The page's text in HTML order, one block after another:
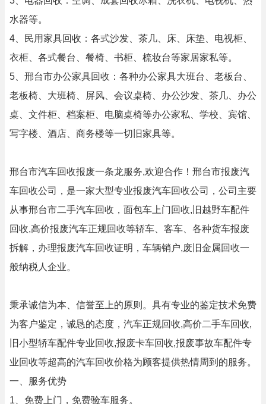
水器等。
4、民用家具回收：各式沙发、茶几、床、床垫、电视柜、
衣柜、各式餐台、餐椅、书柜、梳妆台等家居家私等。
5、邢台市办公家具回收：各种办公家具大班台、老板台、
老板椅、大班椅、屏风、会议桌椅、办公沙发、茶几、办公
桌、文件柜、档案柜、电脑桌椅等办公家私、学校、宾馆、
写字楼、酒店、商务楼等一切旧家具等。
邢台市汽车回收报废一条龙服务,欢迎合作！邢台市报废汽
车回收公司，是一家大型专业报废汽车回收公司，公司主要
从事邢台市二手汽车回收，面包车上门回收,旧越野车配件
回收,高价报废汽车正规回收等轿车、客车、各种货车报废
拆解，办理报废汽车回收证明，车辆销户,废旧金属回收一
般纳税人企业。
秉承诚信为本、信誉至上的原则。具有专业的鉴定技术免费
为客户鉴定，诚恳的态度，汽车正规回收,高价二手车回收,
旧小型轿车配件专业回收,报废卡车回收,报废事故车配件专
业回收等超高的汽车回收价格为顾客提供热情周到的服务。
一、服务优势
1、免费上门，免费验车服务。